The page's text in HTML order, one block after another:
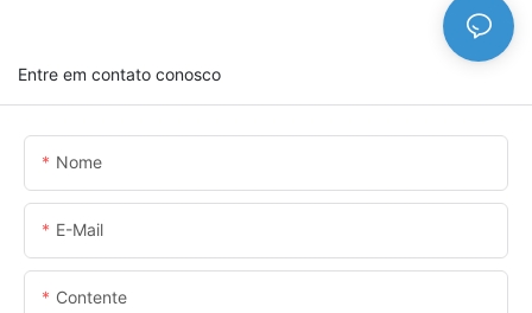
Entre em contato conosco
Nome
E-Mail
Contente